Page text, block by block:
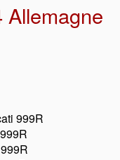
Allemagne
999R